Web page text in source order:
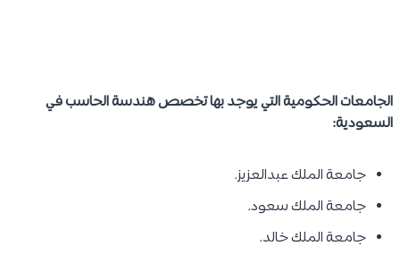
الجامعات الحكومية التي يوجد بها تخصص هندسة الحاسب في
السعودية:
جامعة الملك عبدالعزيز.
جامعة الملك سعود.
جامعة الملك خالد.